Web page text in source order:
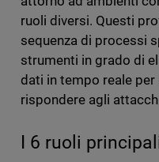
ruoli diversi. Questi
sequenza di processi
strumenti in grado di
dati in tempo reale per
rispondere agli
I 6 ruoli